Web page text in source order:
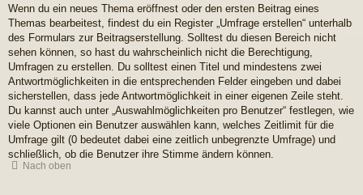
Wenn du ein neues Thema eröffnest oder den ersten Beitrag eines
Themas bearbeitest, findest du ein Register „Umfrage erstellen“ unterhalb
des Formulars zur Beitragserstellung. Solltest du diesen Bereich nicht
sehen können, so hast du wahrscheinlich nicht die Berechtigung,
Umfragen zu erstellen. Du solltest einen Titel und mindestens zwei
Antwortmöglichkeiten in die entsprechenden Felder eingeben und dabei
sicherstellen, dass jede Antwortmöglichkeit in einer eigenen Zeile steht.
Du kannst auch unter „Auswahlmöglichkeiten pro Benutzer“ festlegen, wie
viele Optionen ein Benutzer auswählen kann, welches Zeitlimit für die
Umfrage gilt (0 bedeutet dabei eine zeitlich unbegrenzte Umfrage) und
schließlich, ob die Benutzer ihre Stimme ändern können.
Nach oben